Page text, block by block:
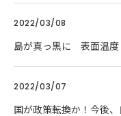
2022/03/08
島が真っ黒に 表面温
2022/03/07
国が政策転換か！今後